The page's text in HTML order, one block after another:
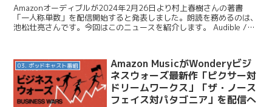
Amazonオーディブルが2024年2月26日より村上春樹さんの著書
「一人称単数」を配信開始すると発表しました。朗読を務めるのは、
池松壮亮さんです。今回はこのニュースを紹介します。 Audible /
03. ポッドキャスト番組
Amazon MusicがWonderyビジ
ネスウォーズ最新作「ピクサー対
ドリームワークス」「ザ・ノース
フェイス対パタゴニア」を配信へ